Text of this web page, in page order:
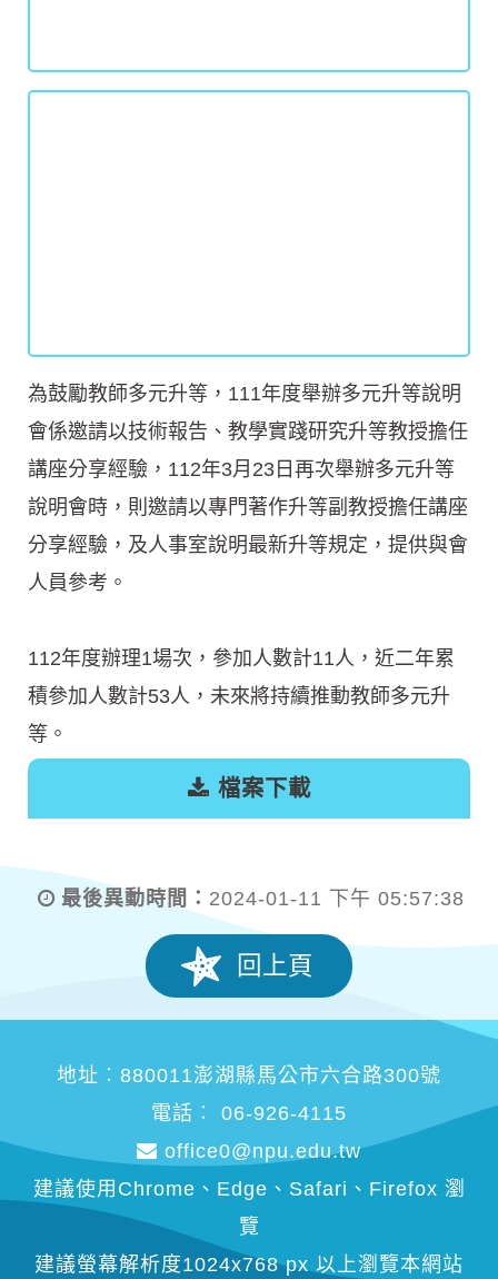
為鼓勵教師多元升等，111年度舉辦多元升等說明
會係邀請以技術報告、教學實踐研究升等教授擔任
講座分享經驗，112年3月23日再次舉辦多元升等
說明會時，則邀請以專門著作升等副教授擔任講座
分享經驗，及人事室說明最新升等規定，提供與會
人員參考。
112年度辦理1場次，參加人數計11人，近二年累
積參加人數計53人，未來將持續推動教師多元升
等。
檔案下載
最後異動時間： 2024-01-11 下午 05:57:38
回上頁
地址︰880011澎湖縣馬公市六合路300號
電話︰ 06-926-4115
office0@npu.edu.tw
建議使用Chrome、Edge、Safari、Firefox 瀏
覽
建議螢幕解析度1024x768 px 以上瀏覽本網站